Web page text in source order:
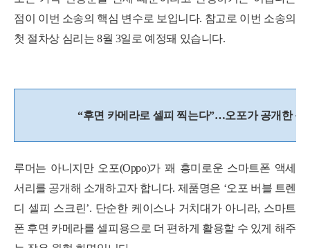
점이 이번 소송의 핵심 변수로 보입니다. 참고로 이번 소송의
첫 절차상 심리는 8월 3일로 예정돼 있습니다.
“후면 카메라로 셀피 찍는다”…오포가 공개한 동
루머는 아니지만 오포(Oppo)가 꽤 흥미로운 스마트폰 액세
서리를 공개해 소개하고자 합니다. 제품명은 ‘오포 버블 트렌
디 셀피 스크린’. 단순한 케이스나 거치대가 아니라, 스마트
폰 후면 카메라를 셀피용으로 더 편하게 활용할 수 있게 해주